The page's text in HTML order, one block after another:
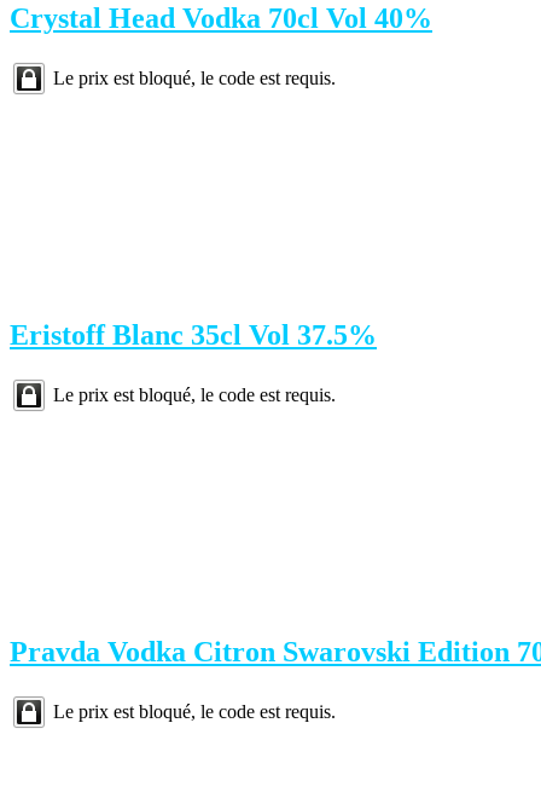
Crystal Head Vodka 70cl Vol 40%
Le prix est bloqué, le code est requis.
Eristoff Blanc 35cl Vol 37.5%
Le prix est bloqué, le code est requis.
Pravda Vodka Citron Swarovski Edition
Le prix est bloqué, le code est requis.